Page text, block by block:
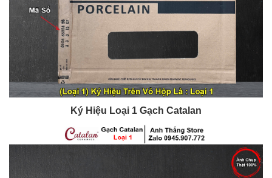
Ký Hiệu Loại 1 Gạch Catalan